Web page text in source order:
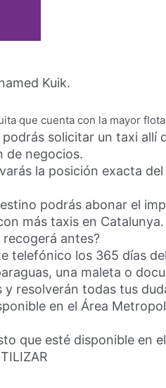
Kuik.
que cuenta con la mayor
solicitar un taxi allí
de negocios.
la posición exacta
podrás abonar el
más taxis en Catalunya.
recogerá antes?
telefónico los 365 días
una maleta o
y resolverán todas tus
en el Área
que esté disponible en